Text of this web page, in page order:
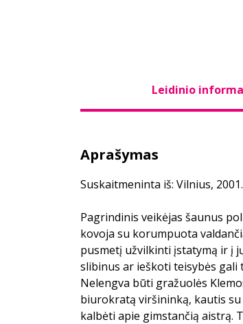
Leidinio
Aprašymas
Suskaitmeninta iš: Vilnius, 2001.
Pagrindinis veikėjas šaunus
kovoja su korumpuota
pusmetį užvilkinti įstatymą ir į
slibinus ar ieškoti teisybės gali
Nelengva būti gražuolės
biurokratą viršininką, kautis
kalbėti apie gimstančią aistrą.